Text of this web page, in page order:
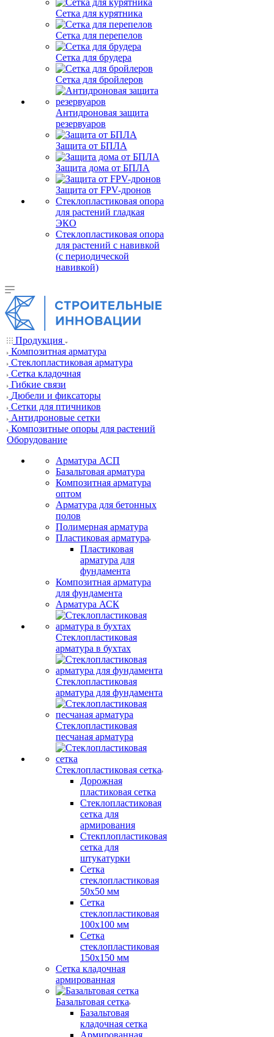
Сетка для курятника
Сетка для перепелов
Сетка для брудера
Сетка для бройлеров
Антидроновая защита
резервуаров
Защита от БПЛА
Защита дома от БПЛА
Защита от FPV-дронов
Стеклопластиковая опора
для растений гладкая
ЭКО
Стеклопластиковая опора
для растений с навивкой
(с периодической
навивкой)
Продукция
Композитная арматура
Cтеклопластиковая арматура
Сетка кладочная
Гибкие связи
Дюбели и фиксаторы
Сетки для птичников
Антидроновые сетки
Композитные опоры для растений
Оборудование
Арматура АСП
Базальтовая арматура
Композитная арматура
оптом
Арматура для бетонных
полов
Полимерная арматура
Пластиковая арматура
Пластиковая
арматура для
фундамента
Композитная арматура
для фундамента
Арматура АСК
Стеклопластиковая
арматура в бухтах
Стеклопластиковая
арматура для фундамента
Стеклопластиковая
песчаная арматура
Стеклопластиковая сетка
Дорожная
пластиковая сетка
Стеклопластиковая
сетка для
армирования
Стекплопластиковая
сетка для
штукатурки
Сетка
стеклопластиковая
50x50 мм
Сетка
стеклопластиковая
100x100 мм
Сетка
стеклопластиковая
150x150 мм
Сетка кладочная
армированная
Базальтовая сетка
Базальтовая
кладочная сетка
Армированная